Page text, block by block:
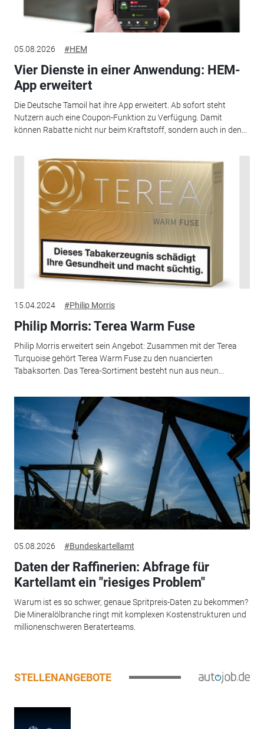
05.08.2026 #HEM
Vier Dienste in einer Anwendung: HEM-
App erweitert
Die Deutsche Tamoil hat ihre App erweitert. Ab sofort steht
Nutzern auch eine Coupon-Funktion zu Verfügung. Damit
können Rabatte nicht nur beim Kraftstoff, sondern auch in den...
15.04.2024 #Philip Morris
Philip Morris: Terea Warm Fuse
Philip Morris erweitert sein Angebot: Zusammen mit der Terea
Turquoise gehört Terea Warm Fuse zu den nuancierten
Tabaksorten. Das Terea-Sortiment besteht nun aus neun...
05.08.2026 #Bundeskartellamt
Daten der Raffinerien: Abfrage für
Kartellamt ein "riesiges Problem"
Warum ist es so schwer, genaue Spritpreis-Daten zu bekommen?
Die Mineralölbranche ringt mit komplexen Kostenstrukturen und
millionenschweren Beraterteams.
STELLENANGEBOTE